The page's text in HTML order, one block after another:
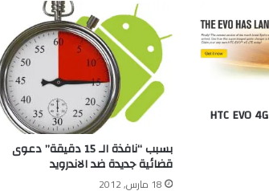
بالفيديو : ظهور هاتف HTC EVO 4G
بسبب “نافذة الـ 15 دقيقة” دعوى
قضائية جديدة ضد الاندرويد
18 مارس, 2012